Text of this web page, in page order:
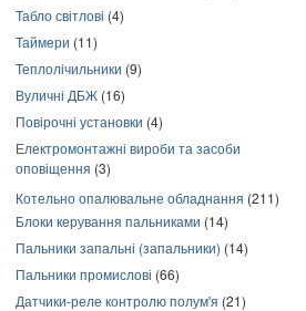
Табло світлові (4)
Таймери (11)
Теплолічильники (9)
Вуличні ДБЖ (16)
Повірочні установки (4)
Електромонтажні вироби та засоби
оповіщення (3)
Котельно опалювальне обладнання (211)
Блоки керування пальниками (14)
Пальники запальні (запальники) (14)
Пальники промислові (66)
Датчики-реле контролю полум'я (21)